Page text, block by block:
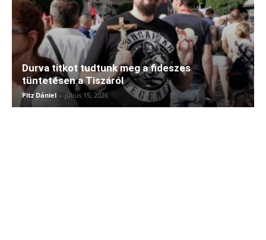
Durva titkot tudtunk meg a fideszes
tüntetésen a Tiszáról
Pitz Dániel - július 15, 2026